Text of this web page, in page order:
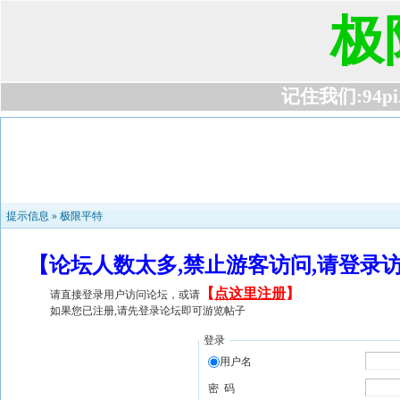
极
记住我们
提示信息 » 极限平特
【论坛人数太多,禁止游客访问,请登
请直接登录用户访问论坛，或请 【 点这里注册】
如果您已注册,请先登录论坛即可游览帖子
登录
用户名
密 码